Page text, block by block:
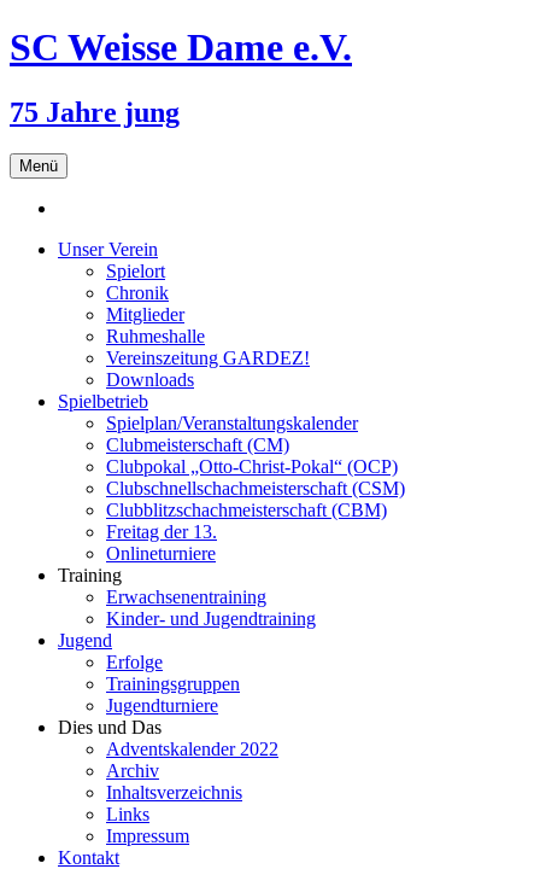
SC Weisse Dame e.V.
75 Jahre jung
Menü Zum
Inhalt
Unser Verein
Spielort
Chronik
Mitglieder
Ruhmeshalle
Vereinszeitung GARDEZ!
Downloads
Spielbetrieb
Spielplan/Veranstaltungskalender
Clubmeisterschaft (CM)
Clubpokal „Otto-Christ-Pokal“ (OCP)
Clubschnellschachmeisterschaft (CSM)
Clubblitzschachmeisterschaft (CBM)
Freitag der 13.
Onlineturniere
Training
Erwachsenentraining
Kinder- und Jugendtraining
Jugend
Erfolge
Trainingsgruppen
Jugendturniere
Dies und Das
Adventskalender 2022
Archiv
Inhaltsverzeichnis
Links
Impressum
Kontakt